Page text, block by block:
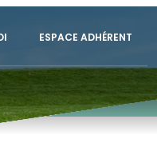
ESPACE ADHÉRENT